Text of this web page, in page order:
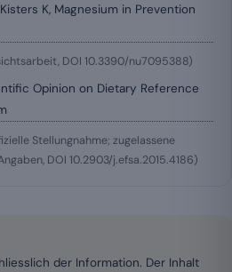
K, Magnesium in Prevention
DOI 10.3390/nu7095388)
Opinion on Dietary Reference
Stellungnahme; zugelassene
DOI 10.2903/j.efsa.2015.4186)
der Information. Der Inhalt